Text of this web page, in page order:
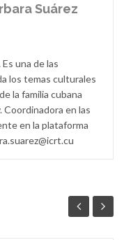
Suárez
una de las
los temas culturales
la familia cubana
Coordinadora en las
en la plataforma